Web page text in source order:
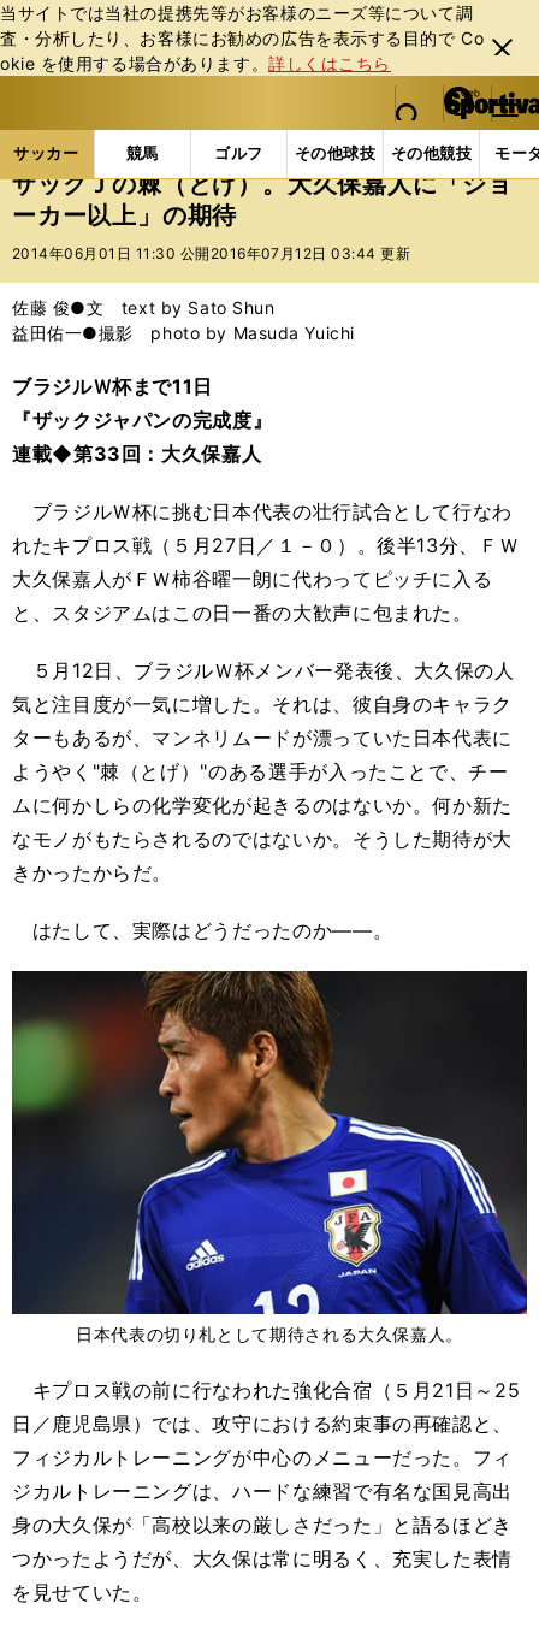
当サイトでは当社の提携先等がお客様のニーズ等について調
査・分析したり、お客様にお勧めの広告を表⽰する⽬的で Co
okie を使⽤する場合があります。詳しくはこちら
閉じ
る
web Sportiva (webスポルティーバ)
検索
マイペ
ー
ジ
メニュ
サッカー 競馬 ゴルフ その他球技 その他競技 モー
ス
ポ
ル
バ
サッカーの記事一覧 サッカー代表 日本代表 ザ
ザックＪの棘（とげ）。大久保嘉人に「ジョ
ーカー以上」の期待
2014年06月01日 11:30 公開 2016年07月12日 03:44 更新
佐藤 俊●文 text by Sato Shun
益田佑一●撮影 photo by Masuda Yuichi
ブラジルＷ杯まで11日
『ザックジャパンの完成度』
連載◆第33回：大久保嘉人
ブラジルＷ杯に挑む日本代表の壮行試合として行なわ
れたキプロス戦（５月27日／１－０）。後半13分、ＦＷ
大久保嘉人がＦＷ柿谷曜一朗に代わってピッチに入る
と、スタジアムはこの日一番の大歓声に包まれた。
５月12日、ブラジルＷ杯メンバー発表後、大久保の人
気と注目度が一気に増した。それは、彼自身のキャラク
ターもあるが、マンネリムードが漂っていた日本代表に
ようやく"棘（とげ）"のある選手が入ったことで、チー
ムに何かしらの化学変化が起きるのはないか。何か新た
なモノがもたらされるのではないか。そうした期待が大
きかったからだ。
はたして、実際はどうだったのか――。
日本代表の切り札として期待される大久保嘉人。
キプロス戦の前に行なわれた強化合宿（５月21日～25
日／鹿児島県）では、攻守における約束事の再確認と、
フィジカルトレーニングが中心のメニューだった。フィ
ジカルトレーニングは、ハードな練習で有名な国見高出
身の大久保が「高校以来の厳しさだった」と語るほどき
つかったようだが、大久保は常に明るく、充実した表情
を見せていた。